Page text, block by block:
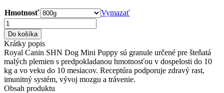
Hmotnosť
Vymazať
množstvo
Royal
Canin
SHN
Dog
Mini
Puppy
–
Do košíka
Krátky popis
Royal Canin SHN Dog Mini Puppy sú granule určené pre šteňatá
malých plemien s predpokladanou hmotnosťou v dospelosti do 10
kg a vo veku do 10 mesiacov. Receptúra podporuje zdravý rast,
imunitný systém, vývoj mozgu a trávenie.
Obsah produktu